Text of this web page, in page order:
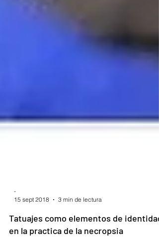
15 sept 2018
3 min de lectura
Tatuajes como elementos de identidad